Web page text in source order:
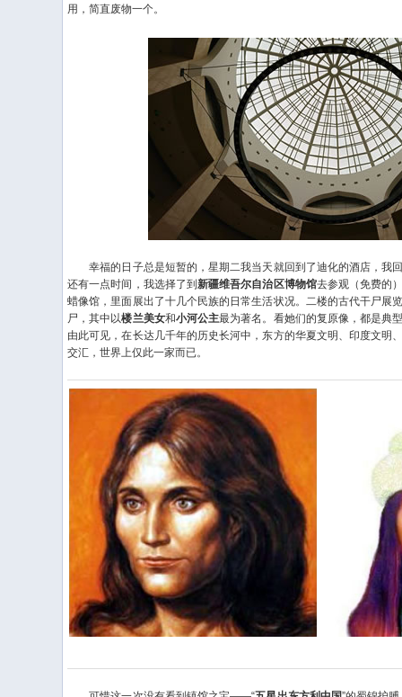
用，简直废物一个。
幸福的日子总是短暂的，星期二我当天就回到了迪化的酒店，我
还有一点时间，我选择了到 新疆维吾尔自治区博物馆去参观（免费的
蜡像馆，里面展出了十几个民族的日常生活状况。二楼的古代干尸展
尸，其中以楼兰美女和小河公主最为著名。看她们的复原像，都是典
由此可见，在长达几千年的历史长河中，东方的华夏文明、印度文明
交汇，世界上仅此一家而已。